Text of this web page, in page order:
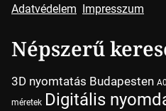
Adatvédelem Impresszum
Népszerű
3D nyomtatás Budapesten
méretek Digitális